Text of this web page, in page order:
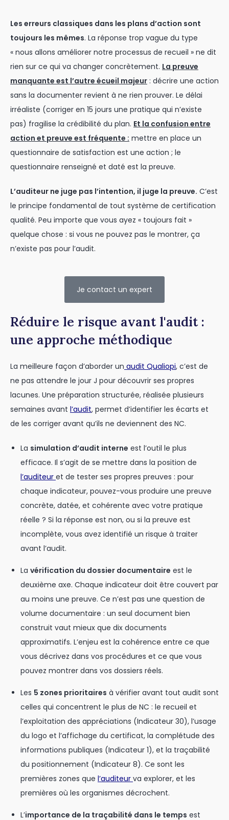
Les erreurs classiques dans les plans d’action sont
toujours les mêmes. La réponse trop vague du type
« nous allons améliorer notre processus de recueil » ne dit
rien sur ce qui va changer concrètement. La preuve
manquante est l’autre écueil majeur : décrire une action
sans la documenter revient à ne rien prouver. Le délai
irréaliste (corriger en 15 jours une pratique qui n’existe
pas) fragilise la crédibilité du plan. Et la confusion entre
action et preuve est fréquente : mettre en place un
questionnaire de satisfaction est une action ; le
questionnaire renseigné et daté est la preuve.
L’auditeur ne juge pas l’intention, il juge la preuve. C’est
le principe fondamental de tout système de certification
qualité. Peu importe que vous ayez « toujours fait »
quelque chose : si vous ne pouvez pas le montrer, ça
n’existe pas pour l’audit.
Je contact un expert
Réduire le risque avant l'audit :
une approche méthodique
La meilleure façon d’aborder un audit Qualiopi, c’est de
ne pas attendre le jour J pour découvrir ses propres
lacunes. Une préparation structurée, réalisée plusieurs
semaines avant l’audit, permet d’identifier les écarts et
de les corriger avant qu’ils ne deviennent des NC.
La simulation d’audit interne est l’outil le plus
efficace. Il s’agit de se mettre dans la position de
l’auditeur et de tester ses propres preuves : pour
chaque indicateur, pouvez-vous produire une preuve
concrète, datée, et cohérente avec votre pratique
réelle ? Si la réponse est non, ou si la preuve est
incomplète, vous avez identifié un risque à traiter
avant l’audit.
La vérification du dossier documentaire est le
deuxième axe. Chaque indicateur doit être couvert par
au moins une preuve. Ce n’est pas une question de
volume documentaire : un seul document bien
construit vaut mieux que dix documents
approximatifs. L’enjeu est la cohérence entre ce que
vous décrivez dans vos procédures et ce que vous
pouvez montrer dans vos dossiers réels.
Les 5 zones prioritaires à vérifier avant tout audit sont
celles qui concentrent le plus de NC : le recueil et
l’exploitation des appréciations (Indicateur 30), l’usage
du logo et l’affichage du certificat, la complétude des
informations publiques (Indicateur 1), et la traçabilité
du positionnement (Indicateur 8). Ce sont les
premières zones que l’auditeur va explorer, et les
premières où les organismes décrochent.
L’importance de la traçabilité dans le temps est